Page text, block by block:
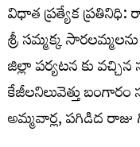
విధాత ప్రత్యేక ప్రతినిధి:
శ్రీ సమ్మక్క
జిల్లా పర్యటన కు
కేజీలనిలువెత్తు
అమ్మవార్ల, పగిడిద రాజు